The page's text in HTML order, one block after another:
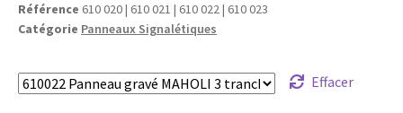
Référence 610 020 | 610 021 | 610 022 | 610 023
Catégorie Panneaux Signalétiques
Effacer